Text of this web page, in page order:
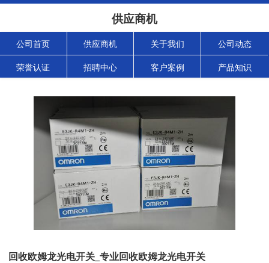
供应商机
公司首页 供应商机 关于我们 公司动态
荣誉认证 招聘中心 客户案例 产品知识
回收欧姆龙光电开关_专业回收欧姆龙光电开关